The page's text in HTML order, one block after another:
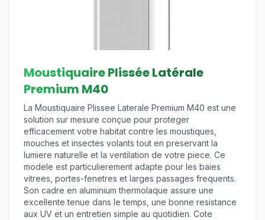
Moustiquaire Plissée Latérale
Premium M40
La Moustiquaire Plissee Laterale Premium M40 est une
solution sur mesure conçue pour proteger
efficacement votre habitat contre les moustiques,
mouches et insectes volants tout en preservant la
lumiere naturelle et la ventilation de votre piece. Ce
modele est particulierement adapte pour les baies
vitrees, portes-fenetres et larges passages frequents.
Son cadre en aluminium thermolaque assure une
excellente tenue dans le temps, une bonne resistance
aux UV et un entretien simple au quotidien. Cote